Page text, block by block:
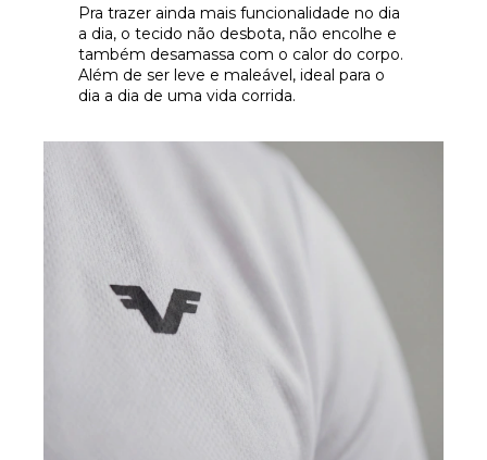
Pra trazer ainda mais funcionalidade no dia
a dia, o tecido não desbota, não encolhe e
também desamassa com o calor do corpo.
Além de ser leve e maleável, ideal para o
dia a dia de uma vida corrida.